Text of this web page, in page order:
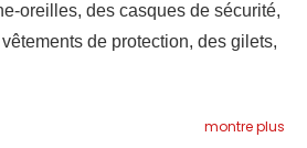
oreilles, des casques de sécurité,
de protection, des gilets,
montre plus